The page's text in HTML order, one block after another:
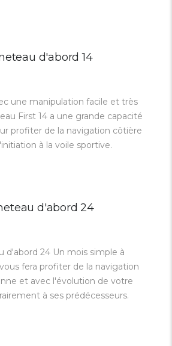
d'abord 14
une manipulation facile et très
First 14 a une grande capacité
profiter de la navigation côtière
à la voile sportive.
d'abord 24
d'abord 24 Un mois simple à
fera profiter de la navigation
et avec l'évolution de votre
à ses prédécesseurs.